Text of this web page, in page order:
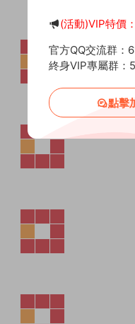
(活動)VIP特價
官方QQ交流群：
終身VIP專屬群：
點擊